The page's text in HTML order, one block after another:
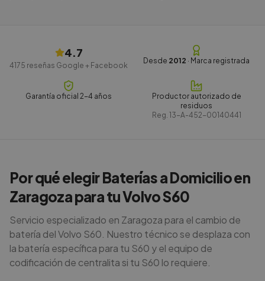
4.7
4175 reseñas Google + Facebook
Desde 2012 · Marca registrada
Garantía oficial 2-4 años
Productor autorizado de
residuos
Reg. 13-A-452-00140441
Por qué elegir Baterías a Domicilio en
Zaragoza para tu Volvo S60
Servicio especializado en Zaragoza para el cambio de
batería del Volvo S60. Nuestro técnico se desplaza con
la batería específica para tu S60 y el equipo de
codificación de centralita si tu S60 lo requiere.